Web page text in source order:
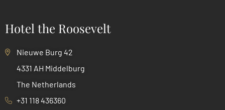
Hotel the Roosevelt
Nieuwe Burg 42
4331 AH Middelburg
The Netherlands
+31 118 436360